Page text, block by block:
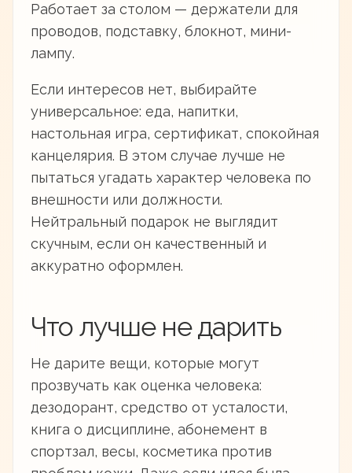
Работает за столом — держатели для
проводов, подставку, блокнот, мини-
лампу.
Если интересов нет, выбирайте
универсальное: еда, напитки,
настольная игра, сертификат, спокойная
канцелярия. В этом случае лучше не
пытаться угадать характер человека по
внешности или должности.
Нейтральный подарок не выглядит
скучным, если он качественный и
аккуратно оформлен.
Что лучше не дарить
Не дарите вещи, которые могут
прозвучать как оценка человека:
дезодорант, средство от усталости,
книга о дисциплине, абонемент в
спортзал, весы, косметика против